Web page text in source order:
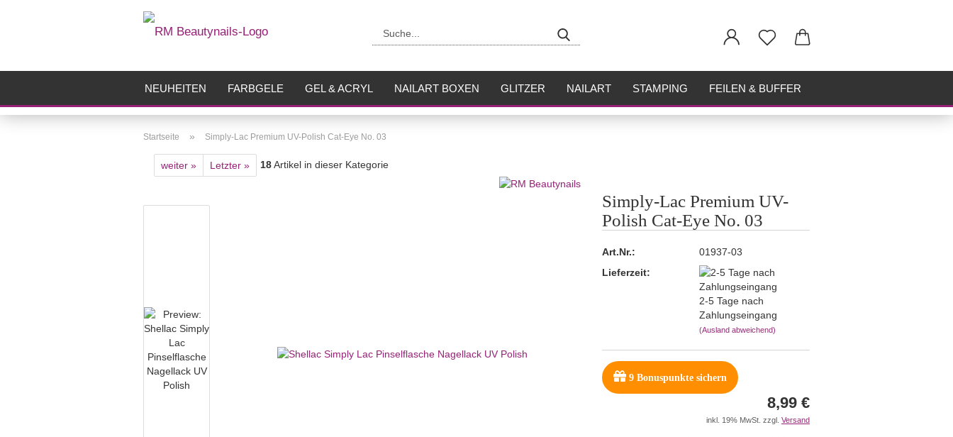
NEUHEITEN FARBGELE GEL & ACRYL NAILART BOXEN GLITZER NAILART STAMPING FEILEN & BUFFER
Startseite » Simply-Lac Premium UV-Polish Cat-Eye No. 03
weiter » Letzter » 18Artikel in dieser Kategorie
Simply-Lac Premium UV-
Polish Cat-Eye No. 03
Art.Nr.:
01937-03
Lieferzeit:
2-5 Tage nach
Zahlungseingang
(Ausland abweichend)
9Bonuspunkte sichern
8,99 €
inkl. 19% MwSt. zzgl. Versand